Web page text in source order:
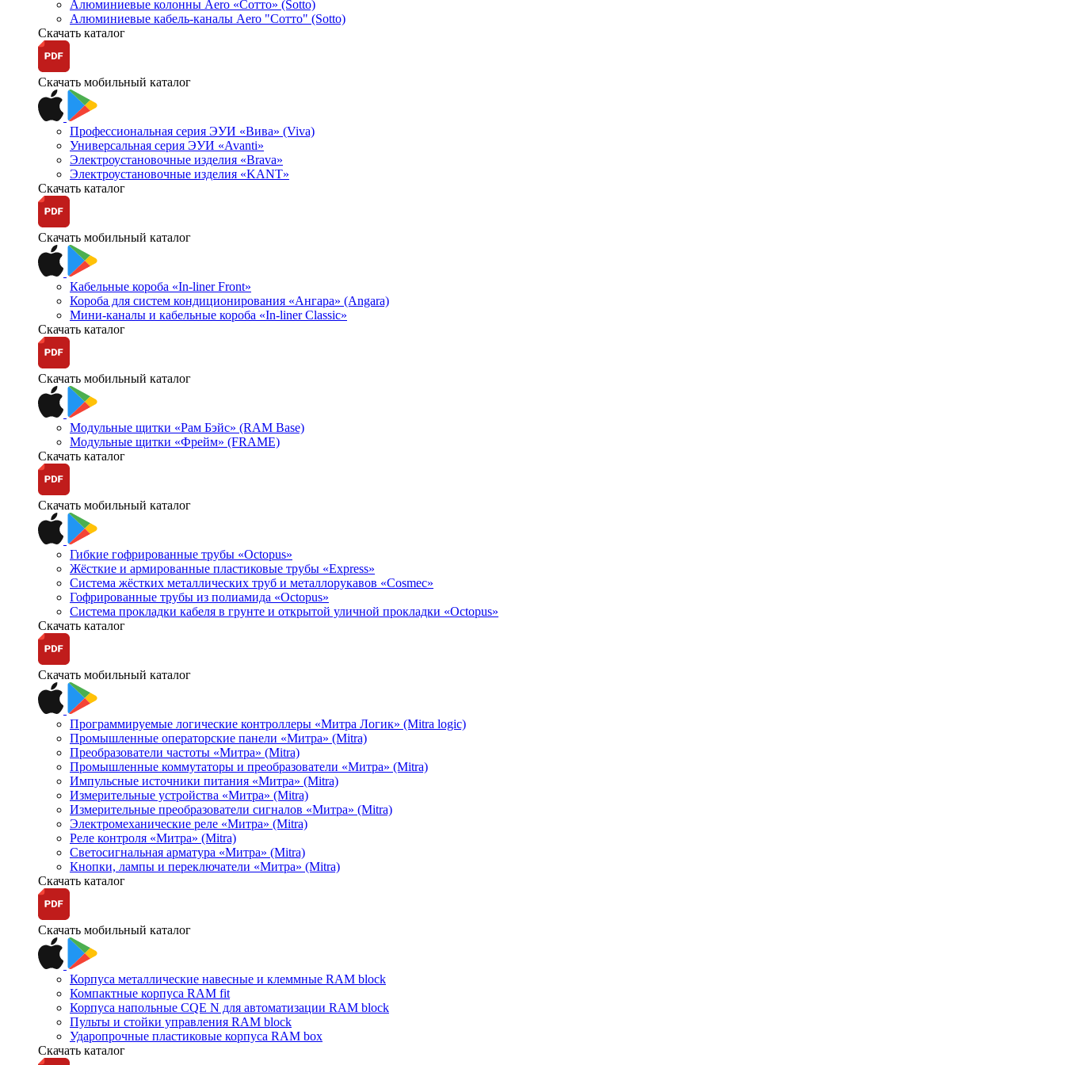
Алюминиевые колонны Aero «Сотто» (Sotto)
Алюминиевые кабель-каналы Aero "Сотто" (Sotto)
Скачать каталог
Скачать мобильный каталог
Профессиональная серия ЭУИ «Вива» (Viva)
Универсальная серия ЭУИ «Avanti»
Электроустановочные изделия «Brava»
Электроустановочные изделия «KANT»
Скачать каталог
Скачать мобильный каталог
Кабельные короба «In-liner Front»
Короба для систем кондиционирования «Ангара» (Angara)
Мини-каналы и кабельные короба «In-liner Classic»
Скачать каталог
Скачать мобильный каталог
Модульные щитки «Рам Бэйс» (RAM Base)
Модульные щитки «Фрейм» (FRAME)
Скачать каталог
Скачать мобильный каталог
Гибкие гофрированные трубы «Octopus»
Жёсткие и армированные пластиковые трубы «Express»
Система жёстких металлических труб и металлорукавов «Cosmec»
Гофрированные трубы из полиамида «Octopus»
Система прокладки кабеля в грунте и открытой уличной прокладки «Octopus»
Скачать каталог
Скачать мобильный каталог
Программируемые логические контроллеры «Митра Логик» (Mitra logic)
Промышленные операторские панели «Митра» (Mitra)
Преобразователи частоты «Митра» (Mitra)
Промышленные коммутаторы и преобразователи «Митра» (Mitra)
Импульсные источники питания «Митра» (Mitra)
Измерительные устройства «Митра» (Mitra)
Измерительные преобразователи сигналов «Митра» (Mitra)
Электромеханические реле «Митра» (Mitra)
Реле контроля «Митра» (Mitra)
Светосигнальная арматура «Митра» (Mitra)
Кнопки, лампы и переключатели «Митра» (Mitra)
Скачать каталог
Скачать мобильный каталог
Корпуса металлические навесные и клеммные RAM block
Компактные корпуса RAM fit
Корпуса напольные CQE N для автоматизации RAM block
Пульты и стойки управления RAM block
Ударопрочные пластиковые корпуса RAM box
Скачать каталог